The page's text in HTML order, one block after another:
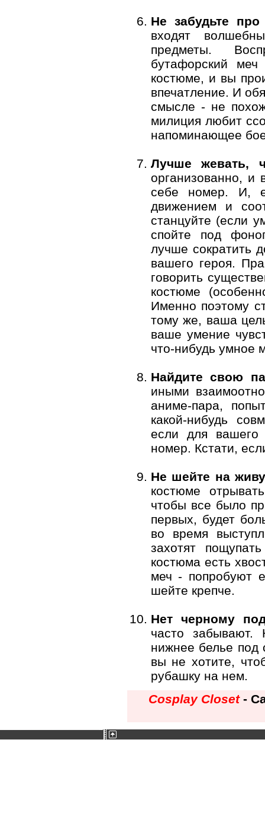
Не забудьте
входят
предметы.
бутафорский
костюме, и вы
впечатление. И
смысле - не
милиция любит
напоминающее
Лучше жевать,
организованно, и
себе номер. И,
движением и
станцуйте (если
спойте под
лучше сократить
вашего героя.
говорить
костюме
Именно поэтому
тому же, ваша
ваше умение
что-нибудь умное
Найдите свою
иными
аниме-пара,
какой-нибудь
если для вашего
номер. Кстати,
Не шейте на
костюме
чтобы все было
первых, будет
во время
захотят
костюма есть
меч - попробуют
шейте крепче.
Нет черному
часто
нижнее белье под
вы не хотите,
рубашку на нем.
Cosplay Closet-